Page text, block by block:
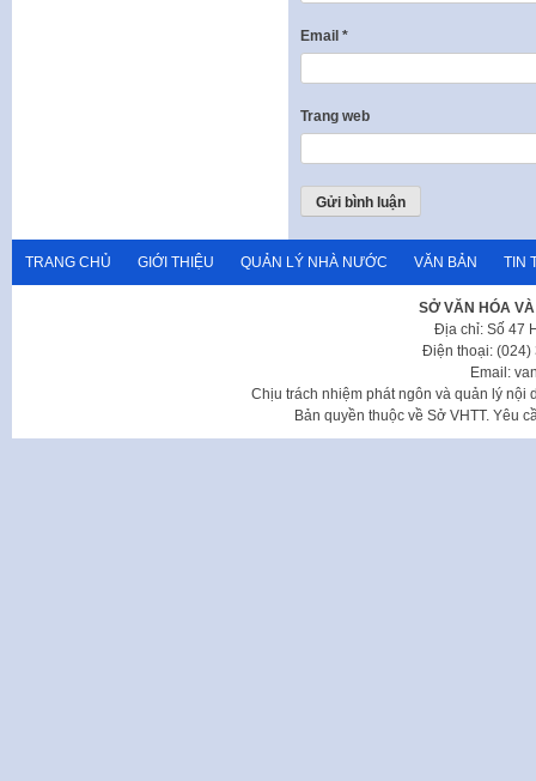
Email *
Trang web
TRANG CHỦ GIỚI THIỆU QUẢN LÝ NHÀ NƯỚC VĂN BẢN TIN
SỞ VĂN HÓA
Địa chỉ: Số 47
Điện thoại: (024)
Email:
Chịu trách nhiệm phát ngôn và quản lý nội
Bản quyền thuộc về Sở VHTT. Yêu